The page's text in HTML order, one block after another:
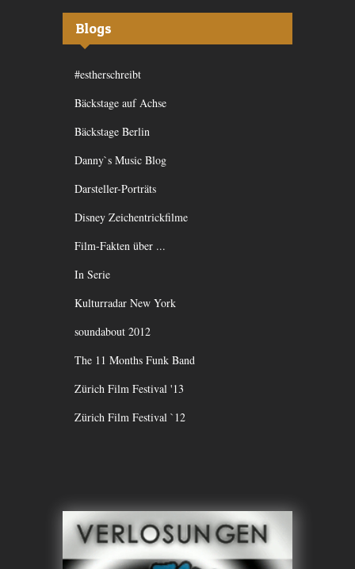
Blogs
#estherschreibt
Bäckstage auf Achse
Bäckstage Berlin
Danny`s Music Blog
Darsteller-Porträts
Disney Zeichentrickfilme
Film-Fakten über ...
In Serie
Kulturradar New York
soundabout 2012
The 11 Months Funk Band
Zürich Film Festival '13
Zürich Film Festival `12